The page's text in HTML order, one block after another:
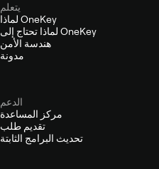
يتعلم
لماذا OneKey
لماذا تحتاج إلى OneKey
هندسة الأمن
مدونة
الدعم
مركز المساعدة
تقديم طلب
تحديث البرامج الثابتة